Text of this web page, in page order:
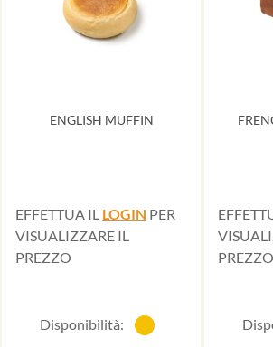
ENGLISH MUFFIN
EFFETTUA IL LOGIN PER
VISUALIZZARE IL
PREZZO
Disponibilità:
PREZZO